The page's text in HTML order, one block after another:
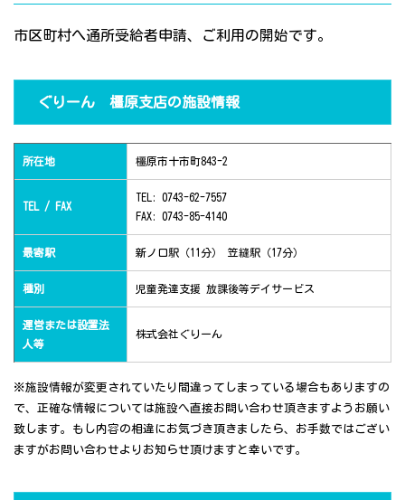
市区町村へ通所受給者申請、ご利用の開始です。
ぐりーん 橿原支店の施設情報
所在地 橿原市十市町843-2
TEL / FAX
TEL: 0743-62-7557
FAX: 0743-85-4140
最寄駅 新ノ口駅（11分） 笠縫駅（17分）
種別 児童発達支援 放課後等デイサービス
運営または設置法
人等
株式会社ぐりーん
※施設情報が変更されていたり間違ってしまっている場合もありますの
で、正確な情報については施設へ直接お問い合わせ頂きますようお願い
致します。もし内容の相違にお気づき頂きましたら、お手数ではござい
ますがお問い合わせよりお知らせ頂けますと幸いです。